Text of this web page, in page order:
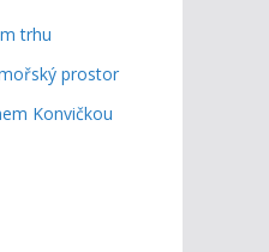
trhu
prostor
Konvičkou